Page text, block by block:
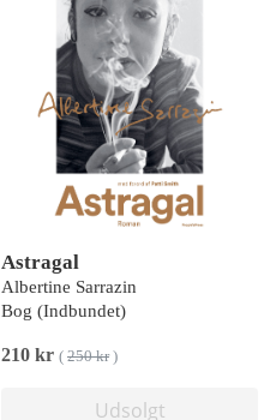
Astragal
Albertine Sarrazin
Bog (Indbundet)
210 kr ( 250 kr)
Udsolgt